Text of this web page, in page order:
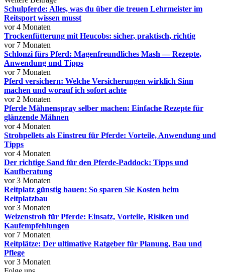
Schulpferde: Alles, was du über die treuen Lehrmeister im
Reitsport wissen musst
vor 4 Monaten
Trockenfütterung mit Heucobs: sicher, praktisch, richtig
vor 7 Monaten
Schlonzi fürs Pferd: Magenfreundliches Mash — Rezepte,
Anwendung und Tipps
vor 7 Monaten
Pferd versichern: Welche Versicherungen wirklich Sinn
machen und worauf ich sofort achte
vor 2 Monaten
Pferde Mähnenspray selber machen: Einfache Rezepte für
glänzende Mähnen
vor 4 Monaten
Strohpellets als Einstreu für Pferde: Vorteile, Anwendung und
Tipps
vor 4 Monaten
Der richtige Sand für den Pferde-Paddock: Tipps und
Kaufberatung
vor 3 Monaten
Reitplatz günstig bauen: So sparen Sie Kosten beim
Reitplatzbau
vor 3 Monaten
Weizenstroh für Pferde: Einsatz, Vorteile, Risiken und
Kaufempfehlungen
vor 7 Monaten
Reitplätze: Der ultimative Ratgeber für Planung, Bau und
Pflege
vor 3 Monaten